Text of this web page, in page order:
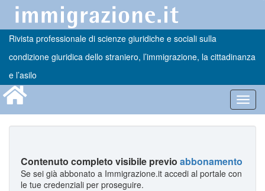
Rivista professionale di scienze giuridiche e sociali sulla
condizione giuridica dello straniero, l’immigrazione, la cittadinanza
e l’asilo
Contenuto completo visibile previo abbonamento
Se sei già abbonato a Immigrazione.it accedi al portale con
le tue credenziali per proseguire.